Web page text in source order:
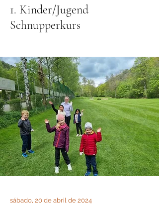
1. Kinder/Jugend
Schnupperkurs
sábado, 20 de abril de 2024